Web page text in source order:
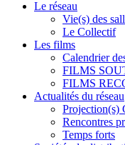
Le réseau
Vie(s) des
Le Collectif
Les films
Calendrier
FILMS
FILMS
Actualités du réseau
Projection(s)
Rencontres
Temps forts